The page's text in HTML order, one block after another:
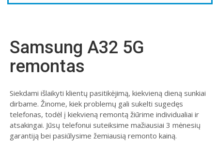
Samsung A32 5G
remontas
Siekdami išlaikyti klientų pasitikėjimą, kiekvieną dieną sunkiai
dirbame. Žinome, kiek problemų gali sukelti sugedęs
telefonas, todėl į kiekvieną remontą žiūrime individualiai ir
atsakingai. Jūsų telefonui suteiksime mažiausiai 3 mėnesių
garantiją bei pasiūlysime žemiausią remonto kainą.